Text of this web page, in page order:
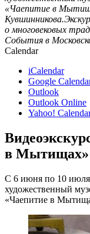
«Чаепитие в
о многовековых
События в
Calendar
iCalendar
Google
Outlook
Outlook Online
Yahoo!
в Мытищах»
С 6 июня по 10
художественный
«Чаепитие в